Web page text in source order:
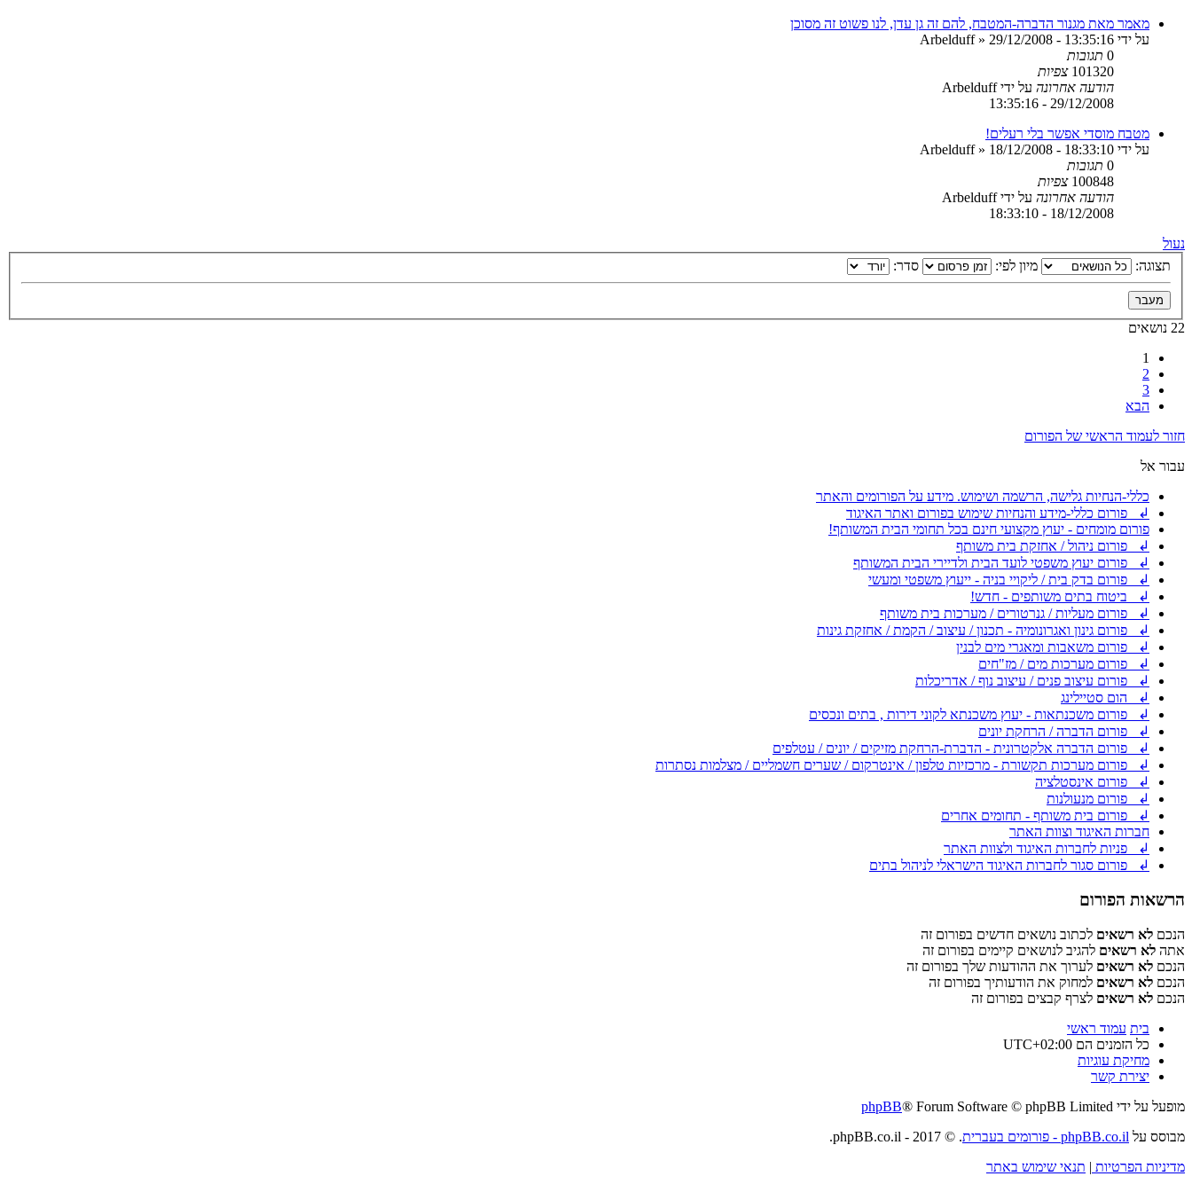
מאמר מאת מגנור הדברה-המטבח, להם זה גן עדן, לנו פשוט זה מסוכן
על ידי
Arbelduff» 29/12/2008 - 13:35:16
0 תגובות
101320 צפיות
הודעה אחרונה על ידיArbelduff
29/12/2008 - 13:35:16
מטבח מוסדי אפשר בלי רעלים!
על ידי
Arbelduff» 18/12/2008 - 18:33:10
0 תגובות
100848 צפיות
הודעה אחרונה על ידיArbelduff
18/12/2008 - 18:33:10
נעול
תצוגה:
מיון לפי: סדר:
22 נושאים
1
2
3
הבא
חזור לעמוד הראשי של הפורום
עבור אל
כללי-הנחיות גלישה, הרשמה ושימוש. מידע על הפורומים והאתר
↲ פורום כללי-מידע והנחיות שימוש בפורום ואתר האיגוד
פורום מומחים - יעוץ מקצועי חינם בכל תחומי הבית המשותף!
↲ פורום ניהול / אחזקת בית משותף
↲ פורום יעוץ משפטי לועד הבית ולדיירי הבית המשותף
↲ פורום בדק בית / ליקויי בניה - ייעוץ משפטי ומעשי
↲ ביטוח בתים משותפים - חדש!
↲ פורום מעליות / גנרטורים / מערכות בית משותף
↲ פורום גינון ואגרונומיה - תכנון / עיצוב / הקמת / אחזקת גינות
↲ פורום משאבות ומאגרי מים לבנין
↲ פורום מערכות מים / מז"חים
↲ פורום עיצוב פנים / עיצוב נוף / אדריכלות
↲ הום סטיילינג
↲ פורום משכנתאות - יעוץ משכנתא לקוני דירות , בתים ונכסים
↲ פורום הדברה / הרחקת יונים
↲ פורום הדברה אלקטרונית - הדברת-הרחקת מזיקים / יונים / עטלפים
↲ פורום מערכות תקשורת - מרכזיות טלפון / אינטרקום / שערים חשמליים / מצלמות נסתרות
↲ פורום אינסטלציה
↲ פורום מנעולנות
↲ פורום בית משותף - תחומים אחרים
חברות האיגוד וצוות האתר
↲ פניות לחברות האיגוד ולצוות האתר
↲ פורום סגור לחברות האיגוד הישראלי לניהול בתים
הרשאות הפורום
הנכם לא רשאים לכתוב נושאים חדשים בפורום זה
אתה לא רשאים להגיב לנושאים קיימים בפורום זה
הנכם לא רשאים לערוך את ההודעות שלך בפורום זה
הנכם לא רשאים למחוק את הודעותיך בפורום זה
הנכם לא רשאים לצרף קבצים בפורום זה
בית עמוד ראשי
כל הזמנים הם UTC+02:00
מחיקת עוגיות
יצירת קשר
מופעל על ידי
phpBB® Forum Software © phpBB Limited
מבוסס על phpBB.co.il - פורומים בעברית
. © 2017 - phpBB.co.il.
מדיניות הפרטיות | תנאי שימוש באתר